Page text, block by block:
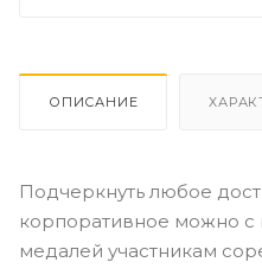
ОПИСАНИЕ
Подчеркнуть любое
корпоративное можно
медалей участникам